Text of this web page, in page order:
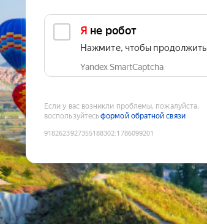
Я не робот
Нажмите, чтобы продолжить
Yandex SmartCaptcha
Если у вас возникли проблемы, пожалуйста,
воспользуйтесьформой обратной связи
9182623927355188302:1786099201